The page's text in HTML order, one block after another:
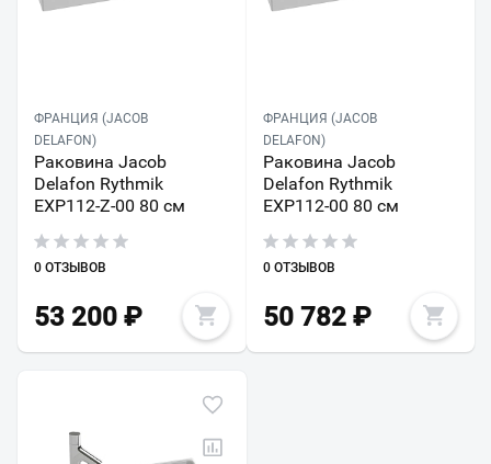
ФРАНЦИЯ (JACOB
DELAFON)
Раковина Jacob
Delafon Rythmik
EXP112-Z-00 80 см
0 ОТЗЫВОВ
53 200 ₽
ФРАНЦИЯ (JACOB
DELAFON)
Раковина Jacob
Delafon Rythmik
EXP112-00 80 см
0 ОТЗЫВОВ
50 782₽